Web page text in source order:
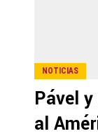
NOTICIAS
Pável
al